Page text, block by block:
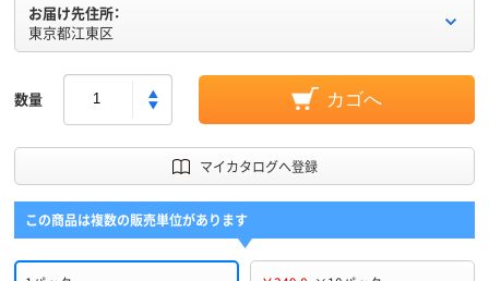
お届け先住所：
東京都江東区
数量 カゴへ
マイカタログへ登録
この商品は複数の販売単位があります